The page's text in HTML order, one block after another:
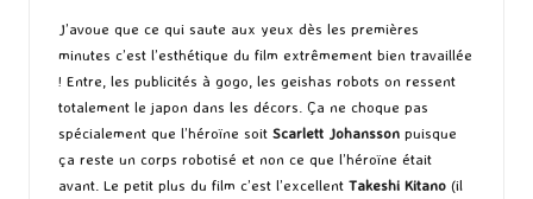
J’avoue que ce qui saute aux yeux dès les premières
minutes c’est l’esthétique du film extrêmement bien travaillée
! Entre, les publicités à gogo, les geishas robots on ressent
totalement le japon dans les décors. Ça ne choque pas
spécialement que l’héroïne soit Scarlett Johansson puisque
ça reste un corps robotisé et non ce que l’héroïne était
avant. Le petit plus du film c’est l’excellent Takeshi Kitano (il